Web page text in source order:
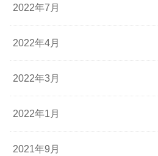
2022年7月
2022年4月
2022年3月
2022年1月
2021年9月